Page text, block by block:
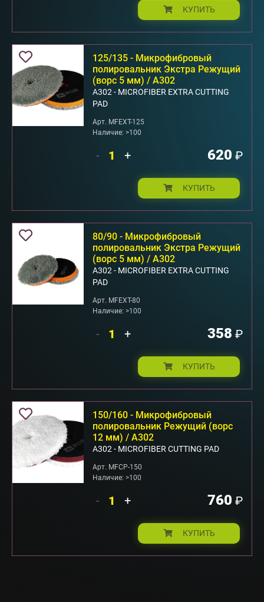
КУПИТЬ
125/135 - Микрофибровый
полировальник Экстра Режущий
(ворс 5 мм) / A302
А302 - MICROFIBER EXTRA CUTTING
PAD
Арт. MFEXT-125
Наличие: >100
- + 620 ₽
КУПИТЬ
80/90 - Микрофибровый
полировальник Экстра Режущий
(ворс 5 мм) / A302
А302 - MICROFIBER EXTRA CUTTING
PAD
Арт. MFEXT-80
Наличие: >100
- + 358 ₽
КУПИТЬ
150/160 - Микрофибровый
полировальник Режущий (ворс
12 мм) / A302
А302 - MICROFIBER CUTTING PAD
Арт. MFCP-150
Наличие: >100
- + 760 ₽
КУПИТЬ